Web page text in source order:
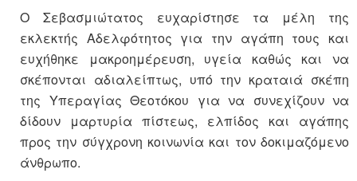
Ο Σεβασμιώτατος ευχαρίστησε τα μέλη της
εκλεκτής Αδελφότητος για την αγάπη τους και
ευχήθηκε μακροημέρευση, υγεία καθώς και να
σκέπονται αδιαλείπτως, υπό την κραταιά σκέπη
της Υπεραγίας Θεοτόκου για να συνεχίζουν να
δίδουν μαρτυρία πίστεως, ελπίδος και αγάπης
προς την σύγχρονη κοινωνία και τον δοκιμαζόμενο
άνθρωπο.